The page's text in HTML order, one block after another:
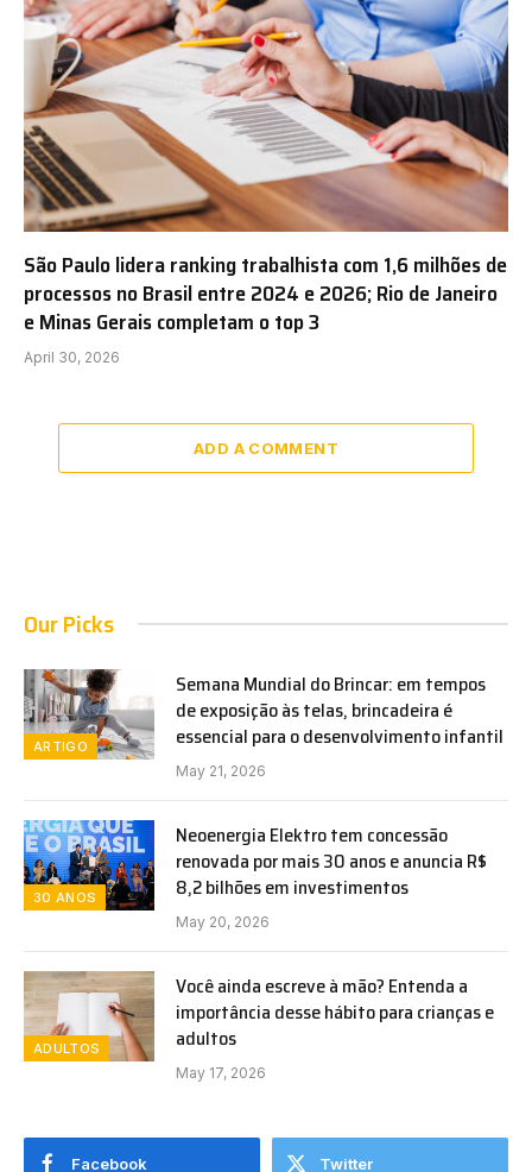
São Paulo lidera ranking trabalhista com 1,6 milhões de
processos no Brasil entre 2024 e 2026; Rio de Janeiro
e Minas Gerais completam o top 3
April 30, 2026
ADD A COMMENT
Our Picks
ARTIGO
Semana Mundial do Brincar: em tempos
de exposição às telas, brincadeira é
essencial para o desenvolvimento infantil
May 21, 2026
30 ANOS
Neoenergia Elektro tem concessão
renovada por mais 30 anos e anuncia R$
8,2 bilhões em investimentos
May 20, 2026
ADULTOS
Você ainda escreve à mão? Entenda a
importância desse hábito para crianças e
adultos
May 17, 2026
Facebook Twitter